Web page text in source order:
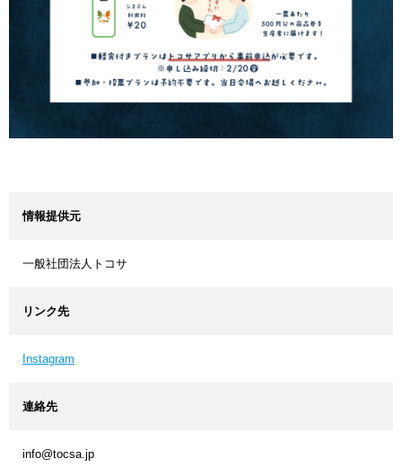
情報提供元
一般社団法人トコサ
リンク先
Instagram
連絡先
info@tocsa.jp